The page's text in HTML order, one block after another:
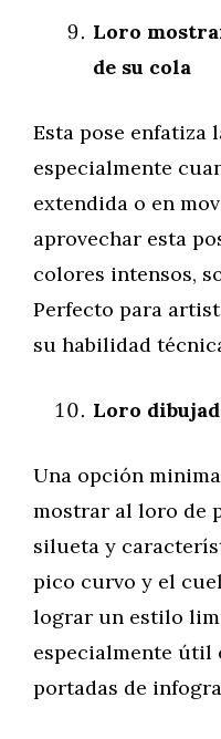
Loro
de su cola
Esta pose enfatiza
especialmente
extendida o en
aprovechar esta
colores intensos,
Perfecto para
su habilidad
Loro
Una opción
mostrar al loro de
silueta y
pico curvo y el
lograr un estilo
especialmente útil
portadas de